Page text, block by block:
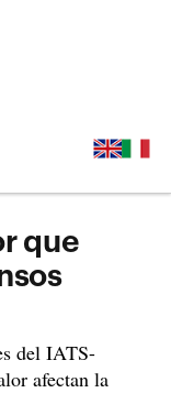
que
del IATS-
afectan la